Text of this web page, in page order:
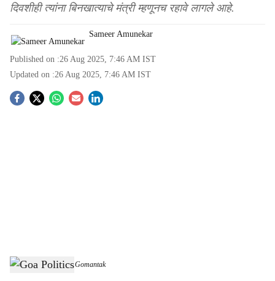
दिवशीही त्यांना बिनखात्याचे मंत्री म्हणूनच रहावे लागले आहे.
Sameer Amunekar
Published on :26 Aug 2025, 7:46 AM IST
Updated on :26 Aug 2025, 7:46 AM IST
S
Goa Politics- Dainik Gomantak